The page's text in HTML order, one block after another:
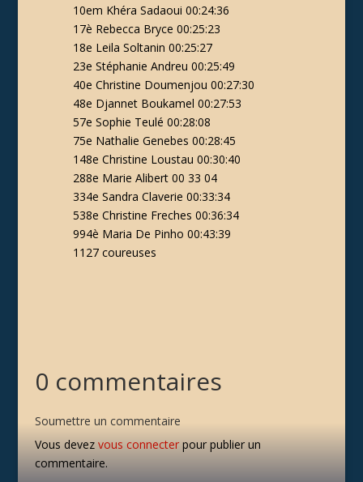
10em Khéra Sadaoui 00:24:36
17è Rebecca Bryce 00:25:23
18e Leila Soltanin 00:25:27
23e Stéphanie Andreu 00:25:49
40e Christine Doumenjou 00:27:30
48e Djannet Boukamel 00:27:53
57e Sophie Teulé 00:28:08
75e Nathalie Genebes 00:28:45
148e Christine Loustau 00:30:40
288e Marie Alibert 00 33 04
334e Sandra Claverie 00:33:34
538e Christine Freches 00:36:34
994è Maria De Pinho 00:43:39
1127 coureuses
0 commentaires
Soumettre un commentaire
Vous devez vous connecterpour publier un
commentaire.